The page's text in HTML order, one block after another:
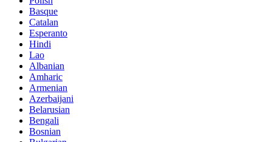
Basque
Catalan
Esperanto
Hindi
Lao
Albanian
Amharic
Armenian
Azerbaijani
Belarusian
Bengali
Bosnian